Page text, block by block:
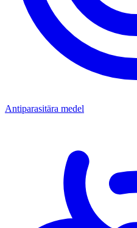
Antiparasitära medel